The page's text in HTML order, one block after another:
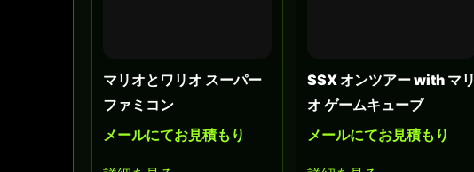
マリオとワリオ スーパー
ファミコン
メールにてお見積もり
SSX オンツアー with マリ
オ ゲームキューブ
メールにてお見積もり